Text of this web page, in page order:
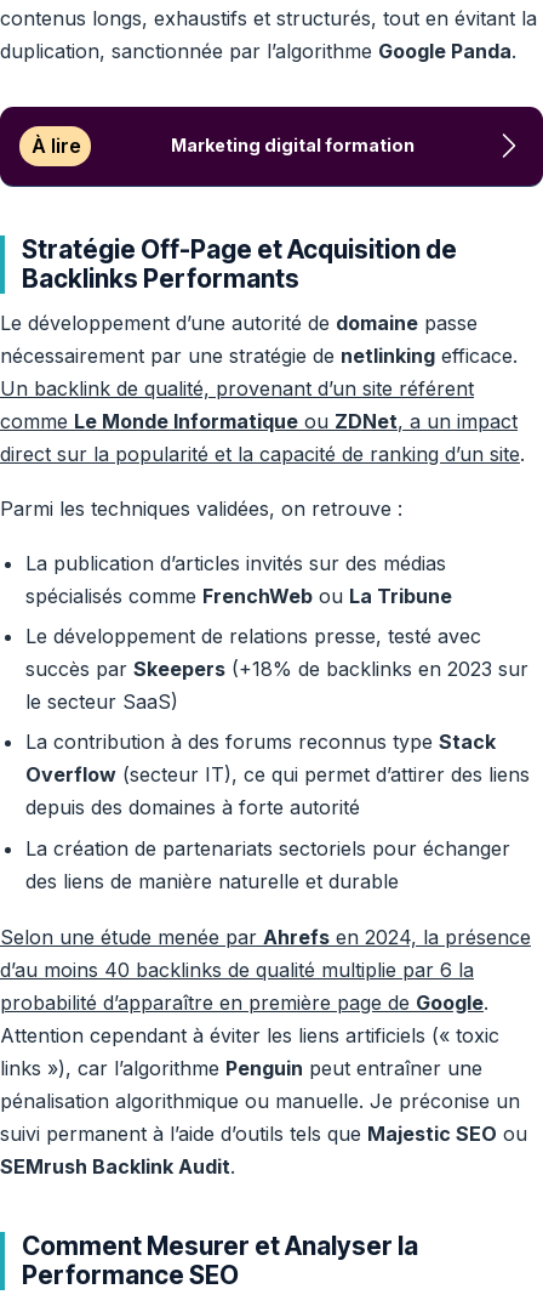
contenus longs, exhaustifs et structurés, tout en évitant la
duplication, sanctionnée par l’algorithme Google Panda.
À lire Marketing digital formation
Stratégie Off-Page et Acquisition de
Backlinks Performants
Le développement d’une autorité de domaine passe
nécessairement par une stratégie de netlinking efficace.
Un backlink de qualité, provenant d’un site référent
comme Le Monde Informatique ou ZDNet, a un impact
direct sur la popularité et la capacité de ranking d’un site.
Parmi les techniques validées, on retrouve :
La publication d’articles invités sur des médias
spécialisés comme FrenchWebou La Tribune
Le développement de relations presse, testé avec
succès par Skeepers(+18% de backlinks en 2023 sur
le secteur SaaS)
La contribution à des forums reconnus type Stack
Overflow(secteur IT), ce qui permet d’attirer des liens
depuis des domaines à forte autorité
La création de partenariats sectoriels pour échanger
des liens de manière naturelle et durable
Selon une étude menée par Ahrefs en 2024, la présence
d’au moins 40 backlinks de qualité multiplie par 6 la
probabilité d’apparaître en première page de Google.
Attention cependant à éviter les liens artificiels (« toxic
links »), car l’algorithme Penguin peut entraîner une
pénalisation algorithmique ou manuelle. Je préconise un
suivi permanent à l’aide d’outils tels que Majestic SEO ou
SEMrush Backlink Audit.
Comment Mesurer et Analyser la
Performance SEO